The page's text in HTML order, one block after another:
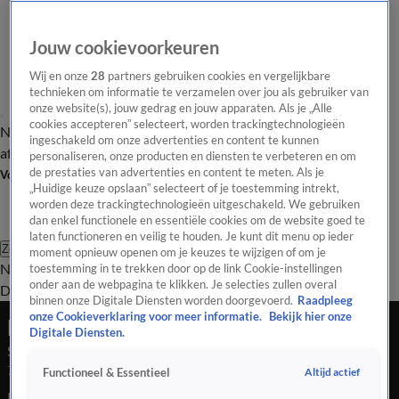
Nieuws van de DagOpinie van de Dag Onze categorieën Laatste
afleveringVideo's Nieuws van de Dag Podcast
Volg Nieuws van de Dag
Zoeken
Nieuws van de DagOpinie van de
Dag
Video'sUitzendingen PodcastPanelContact
Nieuws van de Dag
Seizoen 2026, aflevering 91
7 mei, 18:05
Jouw cookievoorkeuren
Wij en onze28 partners gebruiken cookies en vergelijkbare
technieken om informatie te verzamelen over jou als gebruiker van
onze website(s), jouw gedrag en jouw apparaten. Als je „Alle
cookies accepteren” selecteert, worden trackingtechnologieën
ingeschakeld om onze advertenties en content te kunnen
personaliseren, onze producten en diensten te verbeteren en om
de prestaties van advertenties en content te meten. Als je
„Huidige keuze opslaan” selecteert of je toestemming intrekt,
worden deze trackingtechnologieën uitgeschakeld. We gebruiken
dan enkel functionele en essentiële cookies om de website goed te
laten functioneren en veilig te houden. Je kunt dit menu op ieder
moment opnieuw openen om je keuzes te wijzigen of om je
toestemming in te trekken door op de link Cookie-instellingen
onder aan de webpagina te klikken. Je selecties zullen overal
binnen onze Digitale Diensten worden doorgevoerd. Raadpleeg
onze Cookieverklaring voor meer informatie.
Bekijk hier onze
Digitale Diensten.
Functioneel & Essentieel Altijd actief